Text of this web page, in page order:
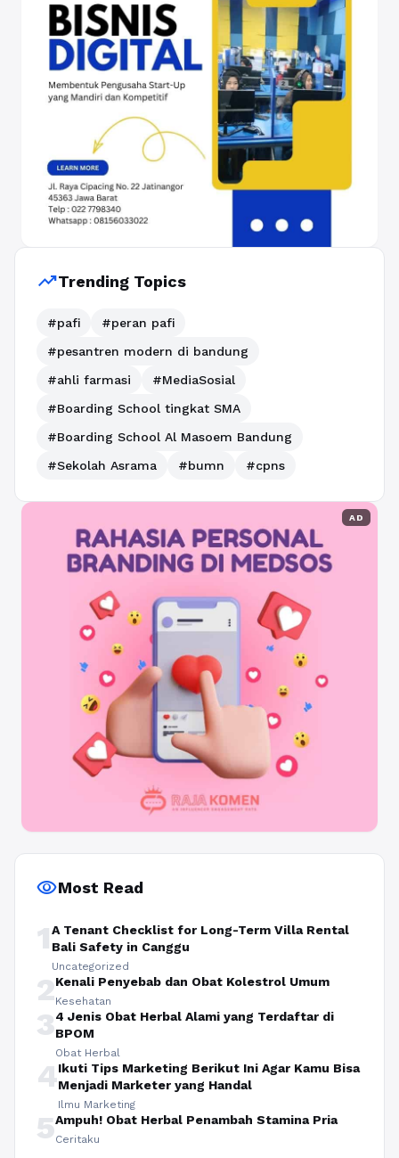
trending_upTrending Topics
#pafi
#peran pafi
#pesantren modern di bandung
#ahli farmasi
#MediaSosial
#Boarding School tingkat SMA
#Boarding School Al Masoem Bandung
#Sekolah Asrama
#bumn #cpns
AD
visibilityMost Read
1A Tenant Checklist for Long-Term Villa Rental
Bali Safety in Canggu
Uncategorized
2Kenali Penyebab dan Obat Kolestrol Umum
Kesehatan
34 Jenis Obat Herbal Alami yang Terdaftar di
BPOM
Obat Herbal
4Ikuti Tips Marketing Berikut Ini Agar Kamu Bisa
Menjadi Marketer yang Handal
Ilmu Marketing
5Ampuh! Obat Herbal Penambah Stamina Pria
Ceritaku